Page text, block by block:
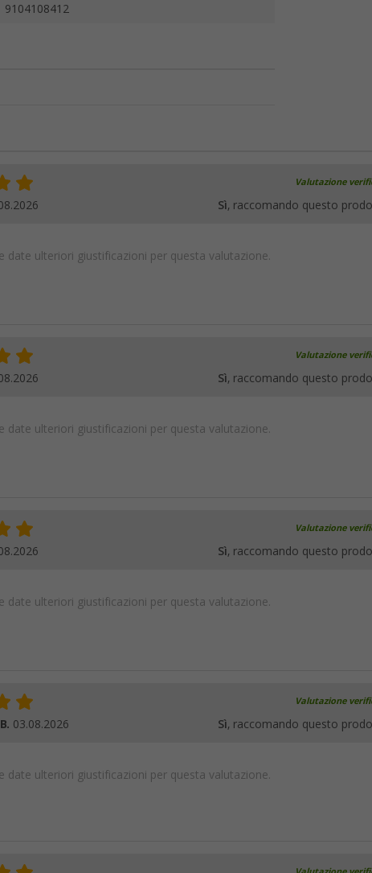
9104108412
Valutazione
Sì, raccomando questo
date ulteriori giustificazioni per questa valutazione.
Valutazione
Sì, raccomando questo
date ulteriori giustificazioni per questa valutazione.
Valutazione
Sì, raccomando questo
date ulteriori giustificazioni per questa valutazione.
Valutazione
03.08.2026 Sì, raccomando questo
date ulteriori giustificazioni per questa valutazione.